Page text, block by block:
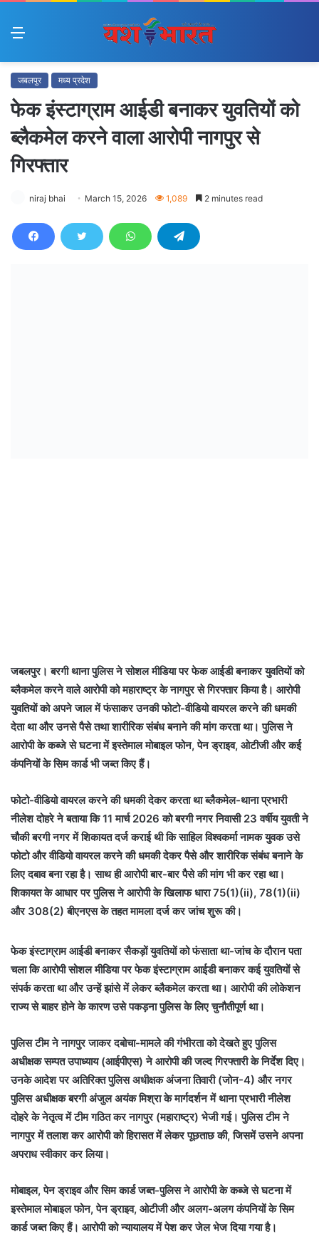
Menu
जबलपुर मध्य प्रदेश
फेक इंस्टाग्राम आईडी बनाकर युवतियों को
ब्लैकमेल करने वाला आरोपी नागपुर से
गिरफ्तार
niraj bhai March 15, 2026 1,089 2 minutes read
जबलपुर। बरगी थाना पुलिस ने सोशल मीडिया पर फेक आईडी बनाकर युवतियों को
ब्लैकमेल करने वाले आरोपी को महाराष्ट्र के नागपुर से गिरफ्तार किया है। आरोपी
युवतियों को अपने जाल में फंसाकर उनकी फोटो-वीडियो वायरल करने की धमकी
देता था और उनसे पैसे तथा शारीरिक संबंध बनाने की मांग करता था। पुलिस ने
आरोपी के कब्जे से घटना में इस्तेमाल मोबाइल फोन, पेन ड्राइव, ओटीजी और कई
कंपनियों के सिम कार्ड भी जब्त किए हैं।
फोटो-वीडियो वायरल करने की धमकी देकर करता था ब्लैकमेल-थाना प्रभारी
नीलेश दोहरे ने बताया कि 11 मार्च 2026 को बरगी नगर निवासी 23 वर्षीय युवती ने
चौकी बरगी नगर में शिकायत दर्ज कराई थी कि साहिल विश्वकर्मा नामक युवक उसे
फोटो और वीडियो वायरल करने की धमकी देकर पैसे और शारीरिक संबंध बनाने के
लिए दबाव बना रहा है। साथ ही आरोपी बार-बार पैसे की मांग भी कर रहा था।
शिकायत के आधार पर पुलिस ने आरोपी के खिलाफ धारा 75(1)(ii), 78(1)(ii)
और 308(2) बीएनएस के तहत मामला दर्ज कर जांच शुरू की।
फेक इंस्टाग्राम आईडी बनाकर सैकड़ों युवतियों को फंसाता था-जांच के दौरान पता
चला कि आरोपी सोशल मीडिया पर फेक इंस्टाग्राम आईडी बनाकर कई युवतियों से
संपर्क करता था और उन्हें झांसे में लेकर ब्लैकमेल करता था। आरोपी की लोकेशन
राज्य से बाहर होने के कारण उसे पकड़ना पुलिस के लिए चुनौतीपूर्ण था।
पुलिस टीम ने नागपुर जाकर दबोचा-मामले की गंभीरता को देखते हुए पुलिस
अधीक्षक सम्पत उपाध्याय (आईपीएस) ने आरोपी की जल्द गिरफ्तारी के निर्देश दिए।
उनके आदेश पर अतिरिक्त पुलिस अधीक्षक अंजना तिवारी (जोन-4) और नगर
पुलिस अधीक्षक बरगी अंजुल अयंक मिश्रा के मार्गदर्शन में थाना प्रभारी नीलेश
दोहरे के नेतृत्व में टीम गठित कर नागपुर (महाराष्ट्र) भेजी गई। पुलिस टीम ने
नागपुर में तलाश कर आरोपी को हिरासत में लेकर पूछताछ की, जिसमें उसने अपना
अपराध स्वीकार कर लिया।
मोबाइल, पेन ड्राइव और सिम कार्ड जब्त-पुलिस ने आरोपी के कब्जे से घटना में
इस्तेमाल मोबाइल फोन, पेन ड्राइव, ओटीजी और अलग-अलग कंपनियों के सिम
कार्ड जब्त किए हैं। आरोपी को न्यायालय में पेश कर जेल भेज दिया गया है।